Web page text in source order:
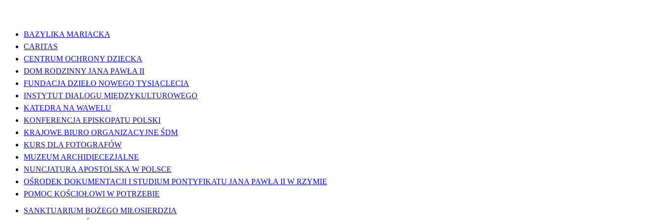
BAZYLIKA MARIACKA
CARITAS
CENTRUM OCHRONY DZIECKA
DOM RODZINNY JANA PAWŁA II
FUNDACJA DZIEŁO NOWEGO TYSIĄCLECIA
INSTYTUT DIALOGU MIĘDZYKULTUROWEGO
KATEDRA NA WAWELU
KONFERENCJA EPISKOPATU POLSKI
KRAJOWE BIURO ORGANIZACYJNE ŚDM
KURS DLA FOTOGRAFÓW
MUZEUM ARCHIDIECEZJALNE
NUNCJATURA APOSTOLSKA W POLSCE
OŚRODEK DOKUMENTACJI I STUDIUM PONTYFIKATU JANA PAWŁA II W RZYMIE
POMOC KOŚCIOŁOWI W POTRZEBIE
SANKTUARIUM BOŻEGO MIŁOSIERDZIA